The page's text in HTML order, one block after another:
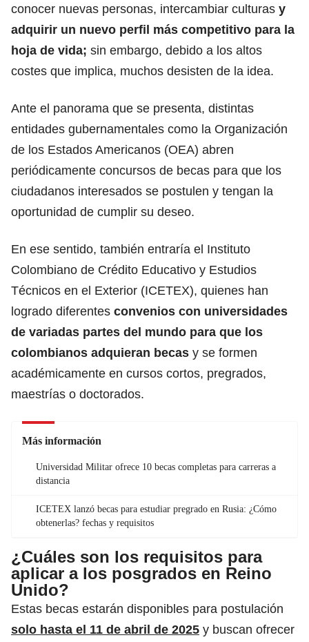
conocer nuevas personas, intercambiar culturas y
adquirir un nuevo perfil más competitivo para la
hoja de vida; sin embargo, debido a los altos
costes que implica, muchos desisten de la idea.
Ante el panorama que se presenta, distintas
entidades gubernamentales como la Organización
de los Estados Americanos (OEA) abren
periódicamente concursos de becas para que los
ciudadanos interesados se postulen y tengan la
oportunidad de cumplir su deseo.
En ese sentido, también entraría el Instituto
Colombiano de Crédito Educativo y Estudios
Técnicos en el Exterior (ICETEX), quienes han
logrado diferentes convenios con universidades
de variadas partes del mundo para que los
colombianos adquieran becas y se formen
académicamente en cursos cortos, pregrados,
maestrías o doctorados.
Más información
Universidad Militar ofrece 10 becas completas para carreras a
distancia
ICETEX lanzó becas para estudiar pregrado en Rusia: ¿Cómo
obtenerlas? fechas y requisitos
¿Cuáles son los requisitos para
aplicar a los posgrados en Reino
Unido?
Estas becas estarán disponibles para postulación
solo hasta el 11 de abril de 2025 y buscan ofrecer